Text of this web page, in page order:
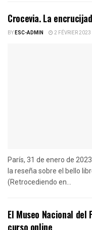
Crocevia. La
BYESC-ADMIN 2 FÉVRIER 2023
París, 31 de enero de
la reseña sobre el bello
(Retrocediendo en...
El Museo Nacional
curso online